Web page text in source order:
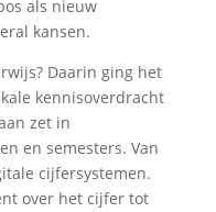
als nieuw
kansen.
Daarin ging het
kennisoverdracht
zet in
en semesters. Van
cijfersystemen.
over het cijfer tot